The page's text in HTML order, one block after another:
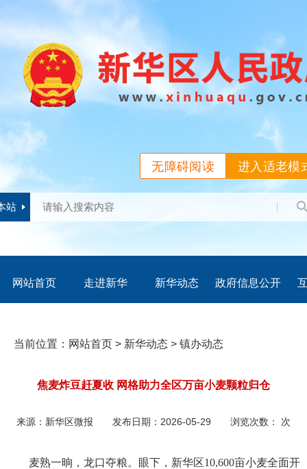
进入适老模
无障碍阅读
站
网站首页 走进新华 新华动态 政府信息公开
当前位置： 网站首页 > 新华动态 > 镇办动态
焦麦炸豆赶夏收 网格助力全区万亩小麦颗粒归仓
来源： 新华区微报 发布日期： 2026-05-29 浏览次数： 次
麦熟一晌，龙口夺粮。眼下，新华区10,600亩小麦全面开